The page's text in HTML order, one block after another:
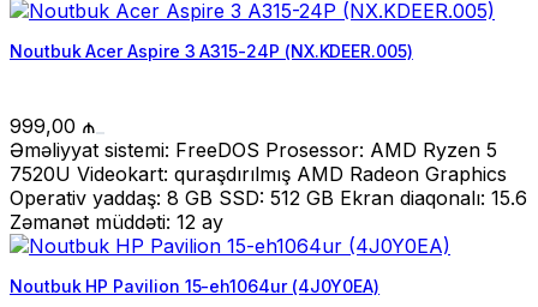
Noutbuk Acer Aspire 3 A315-24P (NX.KDEER.005)
999,00 ₼
Əməliyyat sistemi: FreeDOS Prosessor: AMD Ryzen 5
7520U Videokart: quraşdırılmış AMD Radeon Graphics
Operativ yaddaş: 8 GB SSD: 512 GB Ekran diaqonalı: 15.6
Zəmanət müddəti: 12 ay
Noutbuk HP Pavilion 15-eh1064ur (4J0Y0EA)